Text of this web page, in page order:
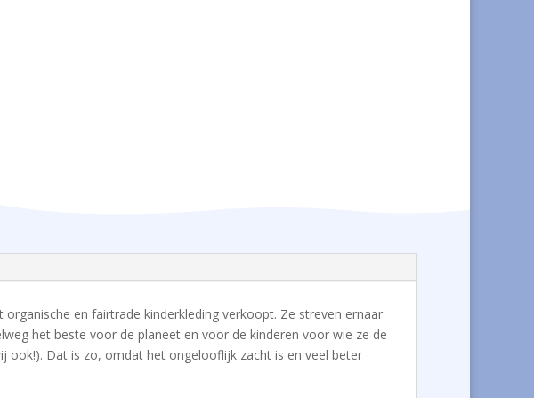
organische en fairtrade kinderkleding verkoopt. Ze streven ernaar
het beste voor de planeet en voor de kinderen voor wie ze de
ook!). Dat is zo, omdat het ongelooflijk zacht is en veel beter